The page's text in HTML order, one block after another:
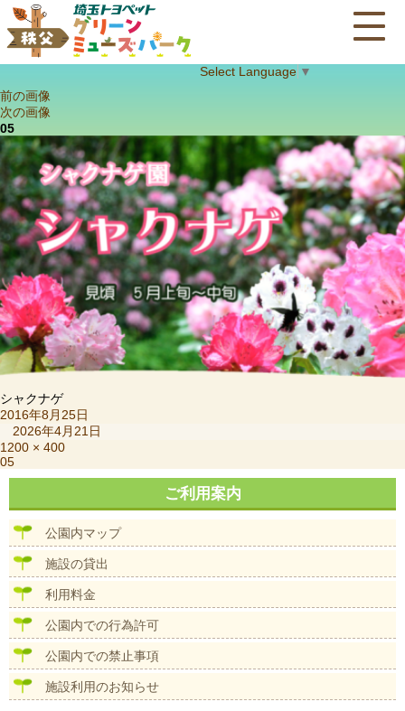
Select Language ▼
前の画像
次の画像
05
シャクナゲ
投
日:
2016年8月25日
2026年4月21日
フ
ル
サ
ズ
1200 × 400
投
稿
ビ
ョ
05
ご利用案内
公園内マップ
施設の貸出
利用料金
公園内での行為許可
公園内での禁止事項
施設利用のお知らせ